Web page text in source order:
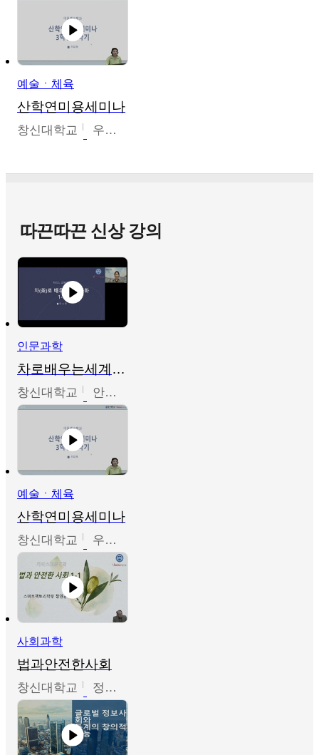
예술ㆍ체육
산학연미용세미나
창신대학교 우미옥,오윤경,박선이
따끈따끈 신상 강의
인문과학
차로배우는세계문화
창신대학교 안소영
예술ㆍ체육
산학연미용세미나
창신대학교 우미옥,오윤경,박선이
사회과학
법과안전한사회
창신대학교 정연균